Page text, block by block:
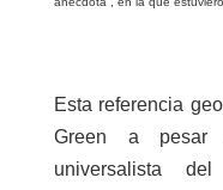
Esta referencia
Green a pesar
universalista